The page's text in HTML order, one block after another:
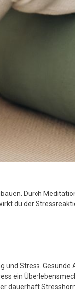
Durch
du der
Stress.
ein
dauerhaft